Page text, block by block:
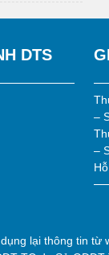
DTS
–
–
lại thông tin từ